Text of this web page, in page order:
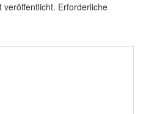
veröffentlicht. Erforderliche